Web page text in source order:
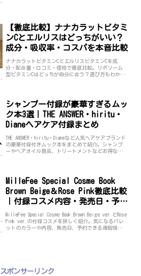
【徹底比較】ナナカラットビタミ
ンCとエルリスはどっちがいい？
成分・吸収率・コスパを本音比較
ナナカラットビタミンCとエルリスビタミンCを成
分・配合量・口コミ・価格で徹底比較。リポソーム
型ビタミンCはどっちが自分に合う？選び方もわかり
シャンプー付録が豪華すぎるムッ
ク本3選｜THE ANSWER・hiritu・
Dianeヘアケア付録まとめ
THE ANSWER・hiritu・Dianeなど人気ヘアケアブランド
の豪華付録付きムック本をまとめて紹介。シャンプ
ーやヘアオイル現品、トリートメントなどお得なヘ
MilleFee Special Cosme Book
Brown Beige＆Rose Pink徹底比較
｜付録コスメ内容・発売日・予約
情報まとめMilleFee初のブランド
ムックが登場！
MilleFee Special Cosme Book Brown Beige ver.とRose
Pink ver.の付録コスメを詳しく紹介。気になるパレ
ットのカラーや内容、発売日、予約できる通販情報
スポンサーリンク